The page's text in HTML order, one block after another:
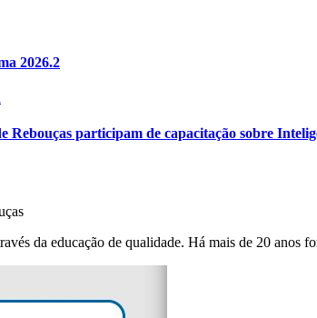
2026.2
Rebouças participam de capacitação sobre
da educação de qualidade. Há mais de 20 anos